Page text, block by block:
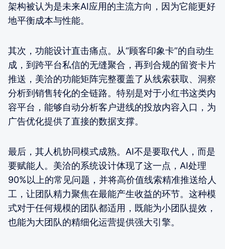
架构被认为是未来AI应用的主流方向，因为它能更好
地平衡成本与性能。
其次，功能设计直击痛点。从“顾客印象卡”的自动生
成，到跨平台私信的无缝聚合，再到合规的留资卡片
推送，美洽的功能矩阵完整覆盖了从线索获取、洞察
分析到销售转化的全链路。特别是对于小红书这类内
容平台，能够自动分析客户进线的投放内容入口，为
广告优化提供了直接的数据支撑。
最后，其人机协同模式成熟。AI不是要取代人，而是
要赋能人。美洽的系统设计体现了这一点，AI处理
90%以上的常见问题，并将高价值线索精准推送给人
工，让团队精力聚焦在最能产生收益的环节。这种模
式对于任何规模的团队都适用，既能为小团队提效，
也能为大团队的精细化运营提供强大引擎。